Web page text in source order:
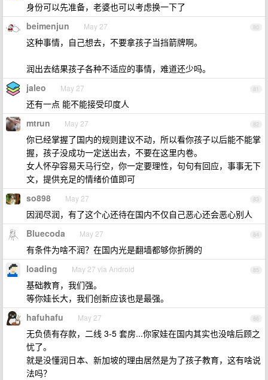
身份可以先准备，老婆也可以考虑换一下了
80
beimenjun May 27
这种事情，自己想去，不要拿孩子当挡箭牌啊。
润出去结果孩子各种不适应的事情，难道还少吗。
81
jaleo May 27
还有一点 能不能接受印度人
82
mtrun May 27
你已经掌握了国内的规则建议不动，所以看你孩子以后能不能掌
握，孩子没成功一定送出去，不要在这里内卷。
女人怀孕容易天马行空，你一定要理性，句句有回应，事事无下
文，提供充足的情绪价值即可
83
so898 May 27
因润尽润，有了这个心还待在国内不仅自己恶心还会恶心别人
84
Bluecoda May 27
有条件为啥不润？在国内光是翻墙都够你折腾的
85
loading May 27 via Android
基础教育，我们强。
等你娃长大，我们创新应该也是最强。
86
hafuhafu May 27
无负债有存款，二线 3-5 套房...你家娃在国内其实也没啥后顾之
忧了。
就是没懂润日本、新加坡的理由居然是为了孩子教育，这有啥说
法吗？